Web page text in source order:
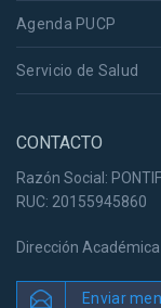
Agenda PUCP
Servicio de Salud
CONTACTO
Razón Social:
RUC: 20155945860
Dirección
Enviar